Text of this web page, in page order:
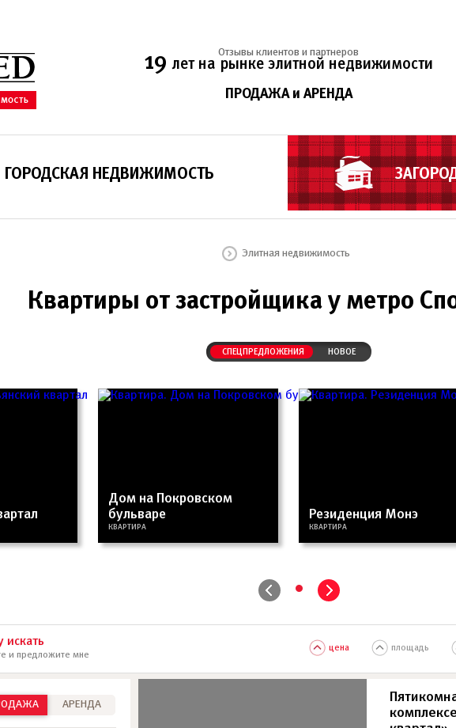
19 лет на рынке элитной недвижимости
Отзывы клиентов и партнеров
ПРОДАЖА и АРЕНДА
ГОРОДСКАЯ НЕДВИЖИМОСТЬ
Элитная недвижимость
Квартиры от застройщика у метро
СПЕЦПРЕДЛОЖЕНИЯ НОВОЕ
Дом на Покровском
бульваре
КВАРТИРА
Резиденция Монэ
КВАРТИРА
•
искать
и предложите мне
цена площадь
АРЕНДА